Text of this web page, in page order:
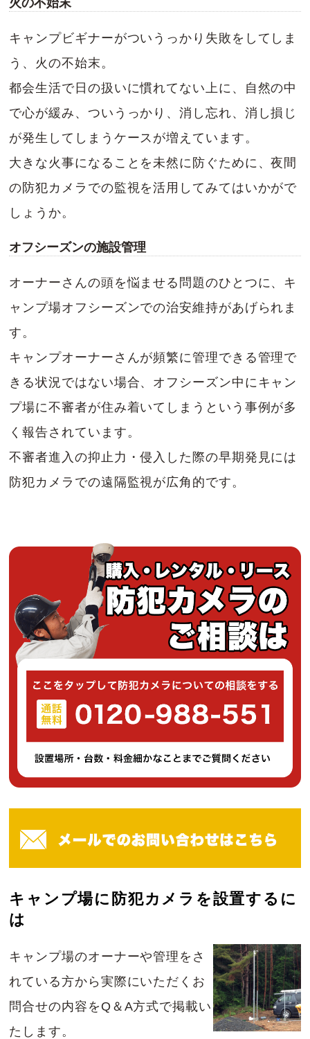
火の不始末
キャンプビギナーがついうっかり失敗をしてしま
う、火の不始末。
都会生活で日の扱いに慣れてない上に、自然の中
で心が緩み、ついうっかり、消し忘れ、消し損じ
が発生してしまうケースが増えています。
大きな火事になることを未然に防ぐために、夜間
の防犯カメラでの監視を活用してみてはいかがで
しょうか。
オフシーズンの施設管理
オーナーさんの頭を悩ませる問題のひとつに、キ
ャンプ場オフシーズンでの治安維持があげられま
す。
キャンプオーナーさんが頻繁に管理できる管理で
きる状況ではない場合、オフシーズン中にキャン
プ場に不審者が住み着いてしまうという事例が多
く報告されています。
不審者進入の抑止力・侵入した際の早期発見には
防犯カメラでの遠隔監視が広角的です。
キャンプ場に防犯カメラを設置するに
は
キャンプ場のオーナーや管理をさ
れている方から実際にいただくお
問合せの内容をQ＆A方式で掲載い
たします。